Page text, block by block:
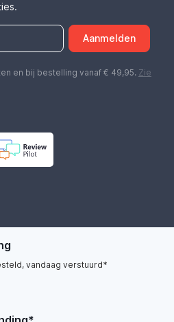
Aanmelden
en bij bestelling vanaf € 49,95. Zie
vandaag verstuurd*